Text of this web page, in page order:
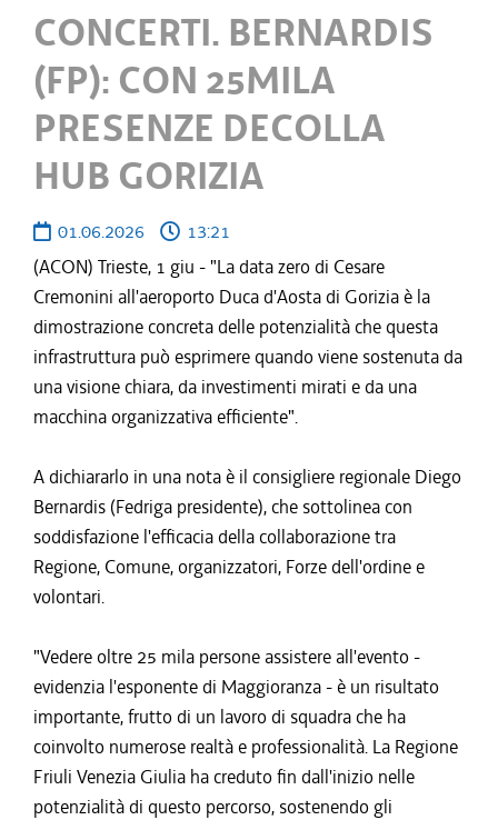
CONCERTI. BERNARDIS
(FP): CON 25MILA
PRESENZE DECOLLA
HUB GORIZIA
01.06.2026
13:21
(ACON) Trieste, 1 giu - "La data zero di Cesare
Cremonini all'aeroporto Duca d'Aosta di Gorizia è la
dimostrazione concreta delle potenzialità che questa
infrastruttura può esprimere quando viene sostenuta da
una visione chiara, da investimenti mirati e da una
macchina organizzativa efficiente".
A dichiararlo in una nota è il consigliere regionale Diego
Bernardis (Fedriga presidente), che sottolinea con
soddisfazione l'efficacia della collaborazione tra
Regione, Comune, organizzatori, Forze dell'ordine e
volontari.
"Vedere oltre 25 mila persone assistere all'evento -
evidenzia l'esponente di Maggioranza - è un risultato
importante, frutto di un lavoro di squadra che ha
coinvolto numerose realtà e professionalità. La Regione
Friuli Venezia Giulia ha creduto fin dall'inizio nelle
potenzialità di questo percorso, sostenendo gli